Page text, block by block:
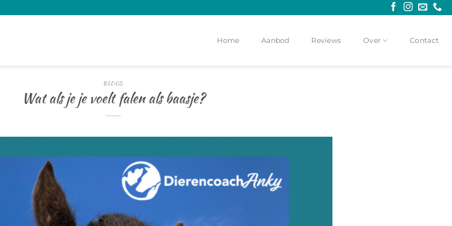
Home Aanbod Reviews Over Contact
BLOGS
Wat als je je voelt falen als baasje?